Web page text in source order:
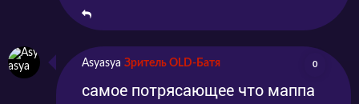
Asyasya Зритель OLD-Батя 0
самое потрясающее что маппа